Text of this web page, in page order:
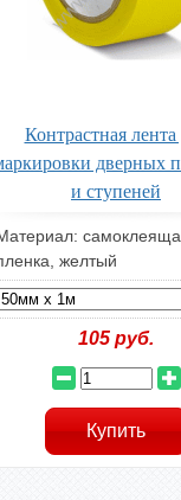
Контрастная лента
дверных
и ступеней
желтый
105 руб.